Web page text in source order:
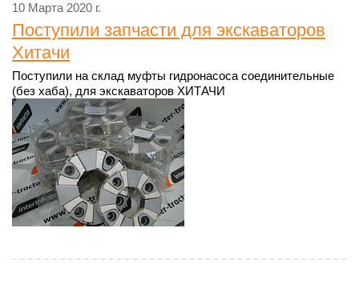
10 Марта 2020 г.
Поступили запчасти для экскаваторов
Хитачи
Поступили на склад муфты гидронасоса соединительные
(без хаба), для экскаваторов ХИТАЧИ